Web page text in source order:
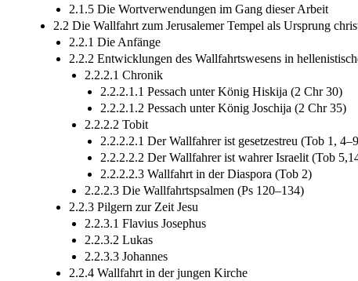
2.1.5 Die Wortverwendungen im Gang dieser Arbeit
2.2 Die Wallfahrt zum Jerusalemer Tempel als Ursprung
2.2.1 Die Anfänge
2.2.2 Entwicklungen des Wallfahrtswesens in
2.2.2.1 Chronik
2.2.2.1.1 Pessach unter König Hiskija (2 Chr 30)
2.2.2.1.2 Pessach unter König Joschija (2 Chr 35)
2.2.2.2 Tobit
2.2.2.2.1 Der Wallfahrer ist gesetzestreu (Tob 1,
2.2.2.2.2 Der Wallfahrer ist wahrer Israelit (Tob
2.2.2.2.3 Wallfahrt in der Diaspora (Tob 2)
2.2.2.3 Die Wallfahrtspsalmen (Ps 120–134)
2.2.3 Pilgern zur Zeit Jesu
2.2.3.1 Flavius Josephus
2.2.3.2 Lukas
2.2.3.3 Johannes
2.2.4 Wallfahrt in der jungen Kirche